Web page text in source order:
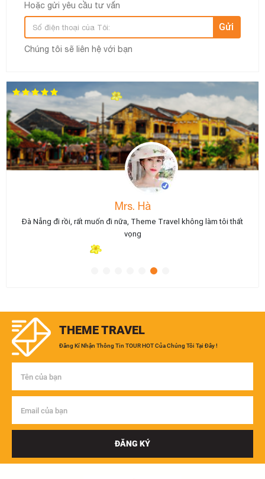
Hoặc gửi yêu cầu tư vấn
Gửi
Chúng tôi sẽ liên hệ với bạn
Dịch vụ tốt, hướng dẫn viên nhiệt tình.
THEME TRAVEL
Đăng Kí Nhận Thông Tin TOUR HOT Của Chúng Tôi Tại Đây !
ĐĂNG KÝ